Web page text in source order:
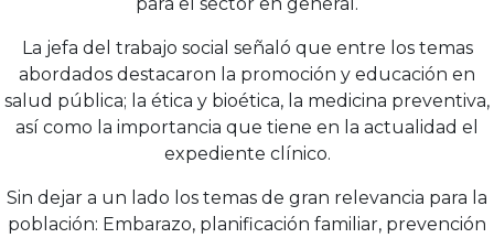
La jefa del trabajo social señaló que entre los temas
abordados destacaron la promoción y educación en
salud pública; la ética y bioética, la medicina preventiva,
así como la importancia que tiene en la actualidad el
expediente clínico.
Sin dejar a un lado los temas de gran relevancia para la
población: Embarazo, planificación familiar, prevención